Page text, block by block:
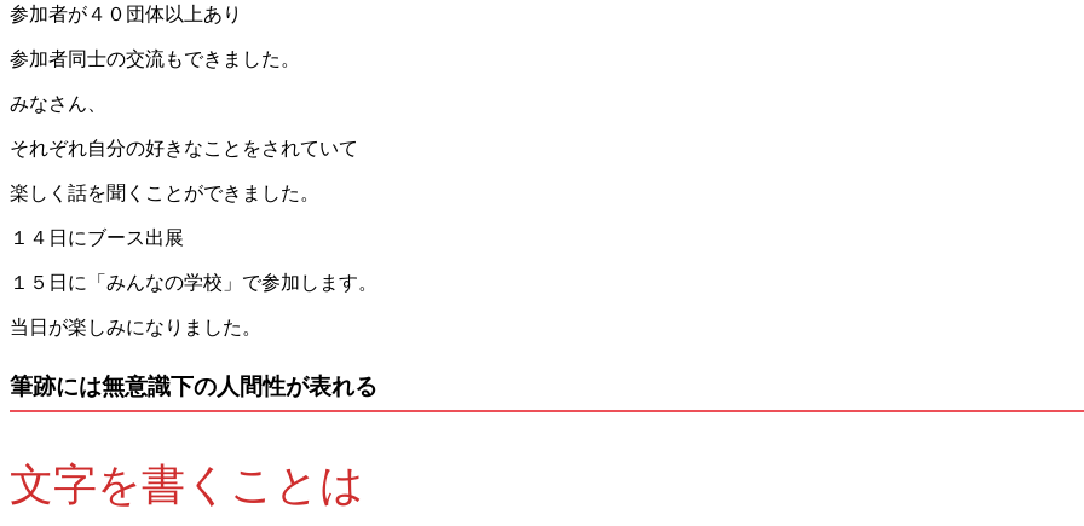
参加者が４０団体以上あり
参加者同士の交流もできました。
みなさん、
それぞれ自分の好きなことをされていて
楽しく話を聞くことができました。
１４日にブース出展
１５日に「みんなの学校」で参加します。
当日が楽しみになりました。
筆跡には無意識下の人間性が表れる
文字を書くことは